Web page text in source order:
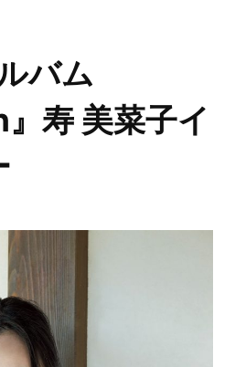
バム
寿 美菜子イ